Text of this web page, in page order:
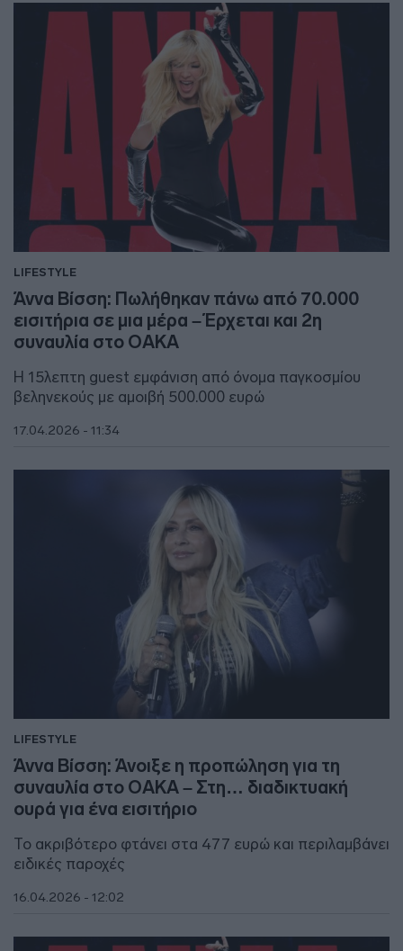
LIFESTYLE
Άννα Βίσση: Πωλήθηκαν πάνω από 70.000
εισιτήρια σε μια μέρα – Έρχεται και 2η
συναυλία στο ΟΑΚΑ
Η 15λεπτη guest εμφάνιση από όνομα παγκοσμίου
βεληνεκούς με αμοιβή 500.000 ευρώ
17.04.2026 - 11:34
LIFESTYLE
Άννα Βίσση: Άνοιξε η προπώληση για τη
συναυλία στο ΟΑΚΑ – Στη… διαδικτυακή
ουρά για ένα εισιτήριο
Το ακριβότερο φτάνει στα 477 ευρώ και περιλαμβάνει
ειδικές παροχές
16.04.2026 - 12:02